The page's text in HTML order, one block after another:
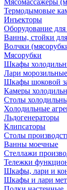
Мясомассажеры
Термодымовые
Инъекторы
Оборудование
Ванны, стойки
Волчки
Мясорубки
Шкафы
Лари морозильные
Шкафы шоковой
Камеры
Столы
Холодильные
Льдогенераторы
Клипсаторы
Столы
Ванны моечные
Стеллажи
Тележки
Шкафы, лари и
Шкафы и лари